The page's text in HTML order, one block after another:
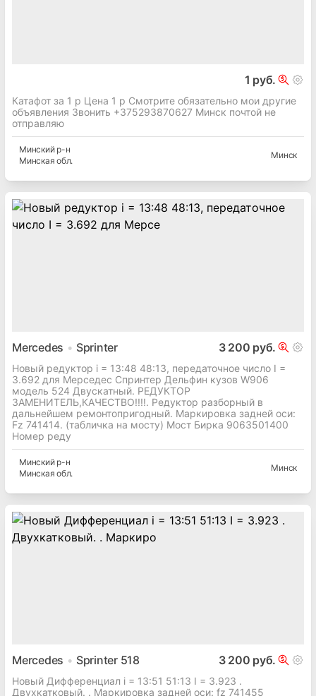
1 руб.
Катафот за 1 р Цена 1 р Смотрите обязательно мои другие
объявления Звонить +375293870627 Минск почтой не
отправляю
Минскийр-н
Минская обл.
Минск
Mercedes Sprinter 3 200 руб.
Новый редуктор i = 13:48 48:13, передаточное число I =
3.692 для Мерседес Спринтер Дельфин кузов W906
модель 524 Двускатный. РЕДУКТОР
ЗАМЕНИТЕЛЬ,КАЧЕСТВО!!!!. Редуктор разборный в
дальнейшем ремонтопригодный. Маркировка задней оси:
Fz 741414. (табличка на мосту) Мост Бирка 9063501400
Номер реду
Минскийр-н
Минская обл.
Минск
Mercedes Sprinter 518 3 200 руб.
Новый Дифференциал i = 13:51 51:13 I = 3.923 .
Двухкатковый. . Маркировка задней оси: fz 741455